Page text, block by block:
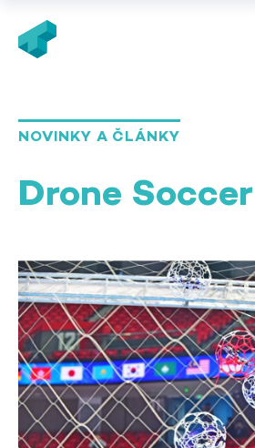
NOVINKY A ČLÁNKY
Drone Soccer